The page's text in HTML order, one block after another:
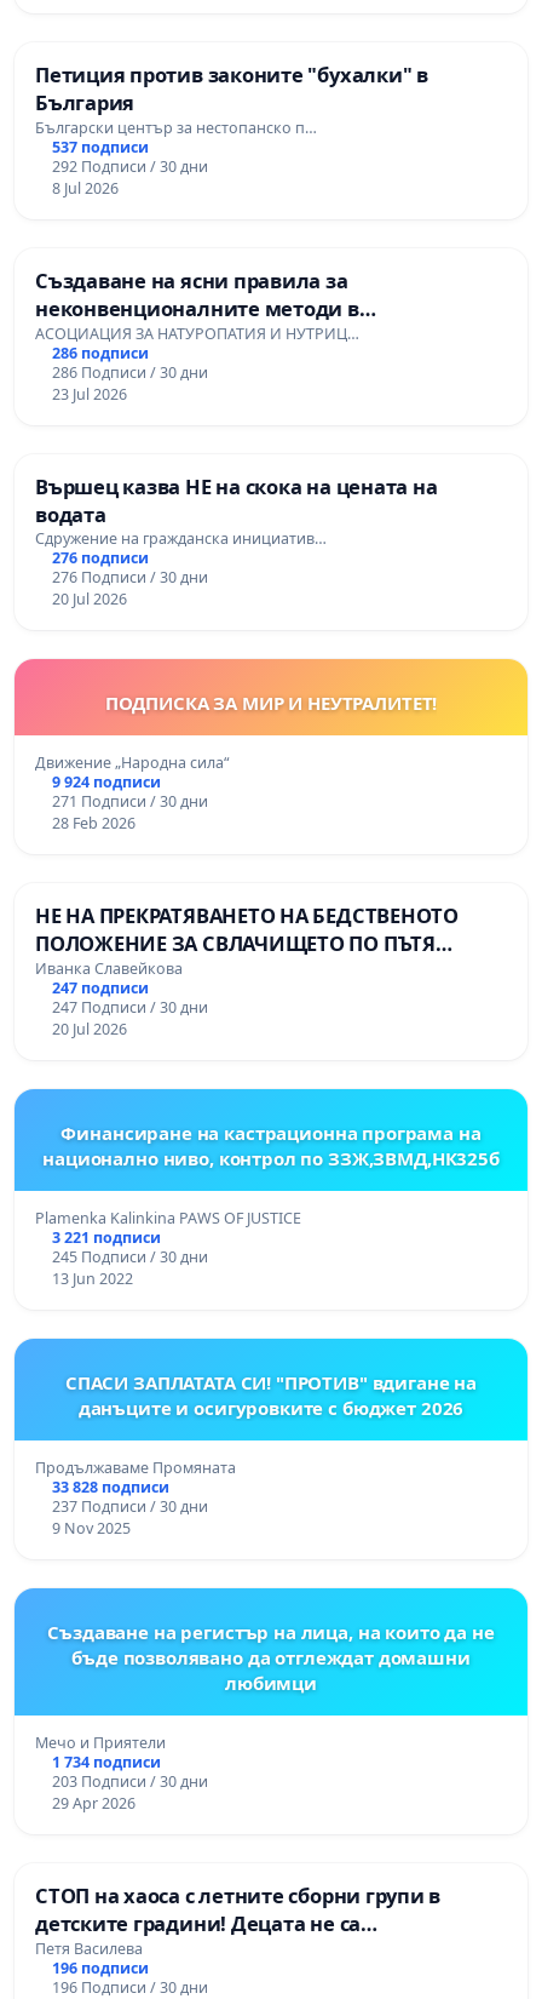
Петиция против законите "бухалки" в
България
Български център за нестопанско п…
537 подписи
292 Подписи / 30 дни
8 Jul 2026
Създаване на ясни правила за
неконвенционалните методи в
здравеопазването
АСОЦИАЦИЯ ЗА НАТУРОПАТИЯ И НУТРИЦ…
286 подписи
286 Подписи / 30 дни
23 Jul 2026
Вършец казва НЕ на скока на цената на
водата
Сдружение на гражданска инициатив…
276 подписи
276 Подписи / 30 дни
20 Jul 2026
ПОДПИСКА ЗА МИР И НЕУТРАЛИТЕТ!
Движение „Народна сила“
9 924 подписи
271 Подписи / 30 дни
28 Feb 2026
НЕ НА ПРЕКРАТЯВАНЕТО НА БЕДСТВЕНОТО
ПОЛОЖЕНИЕ ЗА СВЛАЧИЩЕТО ПО ПЪТЯ
СМОЛЯН – ПАМПОРОВО
Иванка Славейкова
247 подписи
247 Подписи / 30 дни
20 Jul 2026
Финансиране на кастрационна програма на
национално ниво, контрол по ЗЗЖ,ЗВМД,НК325б
Plamenka Kalinkina PAWS OF JUSTICE
3 221 подписи
245 Подписи / 30 дни
13 Jun 2022
СПАСИ ЗАПЛАТАТА СИ! "ПРОТИВ" вдигане на
данъците и осигуровките с бюджет 2026
Продължаваме Промяната
33 828 подписи
237 Подписи / 30 дни
9 Nov 2025
Създаване на регистър на лица, на които да не
бъде позволявано да отглеждат домашни
любимци
Мечо и Приятели
1 734 подписи
203 Подписи / 30 дни
29 Apr 2026
СТОП на хаоса с летните сборни групи в
детските градини! Децата не са
административни бройки!
Петя Василева
196 подписи
196 Подписи / 30 дни